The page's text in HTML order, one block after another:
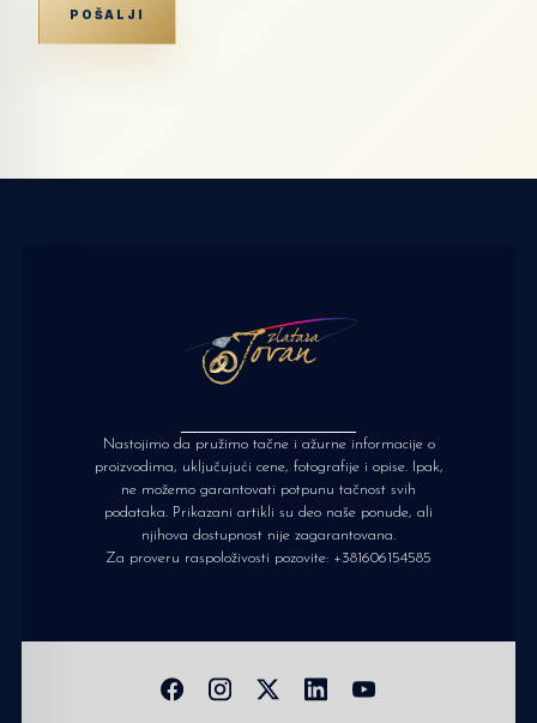
Nastojimo da pružimo tačne i ažurne informacije o
proizvodima, uključujući cene, fotografije i opise. Ipak,
ne možemo garantovati potpunu tačnost svih
podataka. Prikazani artikli su deo naše ponude, ali
njihova dostupnost nije zagarantovana.
Za proveru raspoloživosti pozovite: +381606154585